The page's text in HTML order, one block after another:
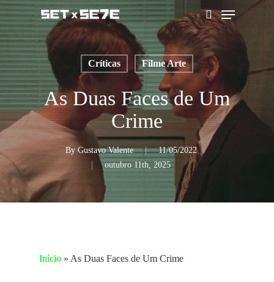
Skip
to
main
content
pesquisar
Menu
Críticas Filme Arte
As Duas Faces de Um
Crime
By Gustavo Valente
11/05/2022
outubro 11th, 2025
Início » As Duas Faces de Um Crime